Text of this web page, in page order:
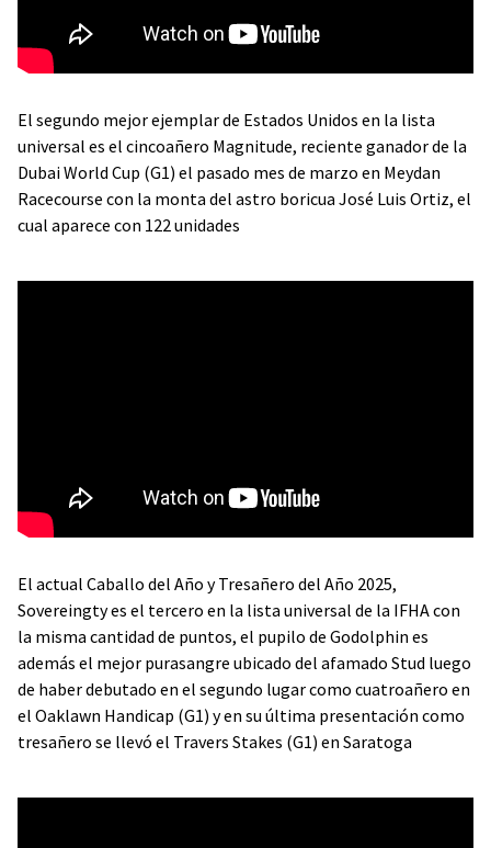
El segundo mejor ejemplar de Estados Unidos en la lista
universal es el cincoañero Magnitude, reciente ganador de la
Dubai World Cup (G1) el pasado mes de marzo en Meydan
Racecourse con la monta del astro boricua José Luis Ortiz, el
cual aparece con 122 unidades
El actual Caballo del Año y Tresañero del Año 2025,
Sovereingty es el tercero en la lista universal de la IFHA con
la misma cantidad de puntos, el pupilo de Godolphin es
además el mejor purasangre ubicado del afamado Stud luego
de haber debutado en el segundo lugar como cuatroañero en
el Oaklawn Handicap (G1) y en su última presentación como
tresañero se llevó el Travers Stakes (G1) en Saratoga